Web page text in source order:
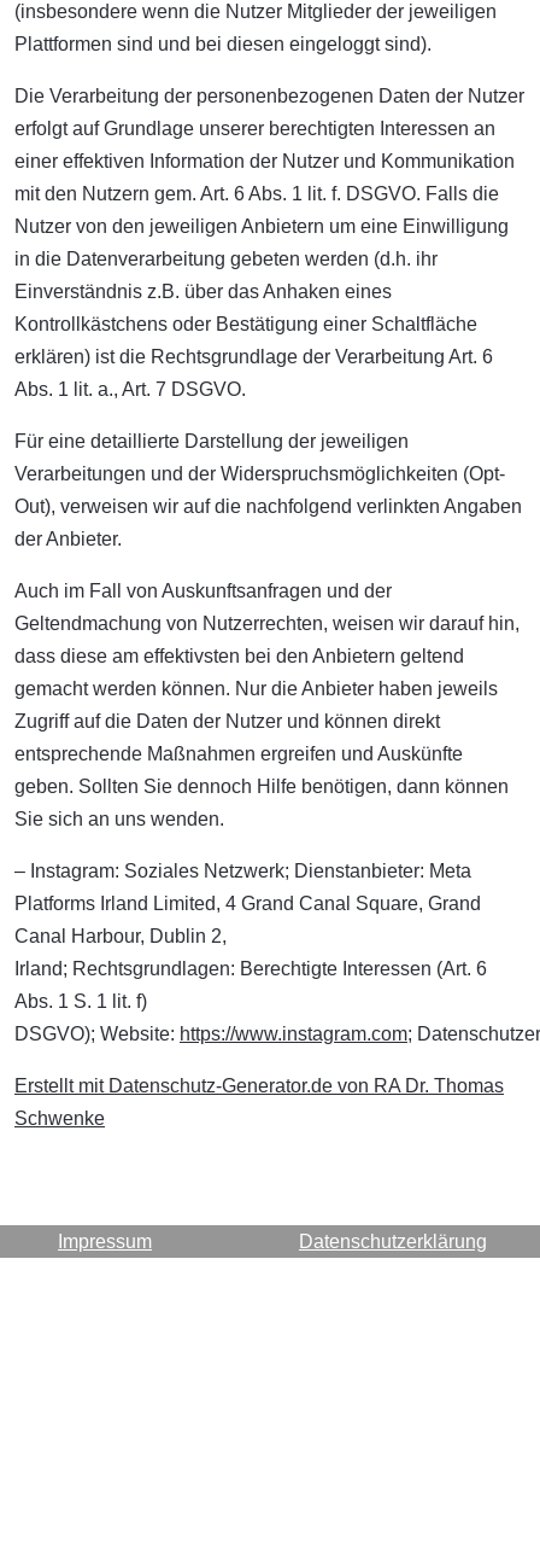
(insbesondere wenn die Nutzer Mitglieder der jeweiligen
Plattformen sind und bei diesen eingeloggt sind).
Die Verarbeitung der personenbezogenen Daten der Nutzer
erfolgt auf Grundlage unserer berechtigten Interessen an
einer effektiven Information der Nutzer und Kommunikation
mit den Nutzern gem. Art. 6 Abs. 1 lit. f. DSGVO. Falls die
Nutzer von den jeweiligen Anbietern um eine Einwilligung
in die Datenverarbeitung gebeten werden (d.h. ihr
Einverständnis z.B. über das Anhaken eines
Kontrollkästchens oder Bestätigung einer Schaltfläche
erklären) ist die Rechtsgrundlage der Verarbeitung Art. 6
Abs. 1 lit. a., Art. 7 DSGVO.
Für eine detaillierte Darstellung der jeweiligen
Verarbeitungen und der Widerspruchsmöglichkeiten (Opt-
Out), verweisen wir auf die nachfolgend verlinkten Angaben
der Anbieter.
Auch im Fall von Auskunftsanfragen und der
Geltendmachung von Nutzerrechten, weisen wir darauf hin,
dass diese am effektivsten bei den Anbietern geltend
gemacht werden können. Nur die Anbieter haben jeweils
Zugriff auf die Daten der Nutzer und können direkt
entsprechende Maßnahmen ergreifen und Auskünfte
geben. Sollten Sie dennoch Hilfe benötigen, dann können
Sie sich an uns wenden.
– Instagram: Soziales Netzwerk; Dienstanbieter: Meta
Platforms Irland Limited, 4 Grand Canal Square, Grand
Canal Harbour, Dublin 2,
Irland; Rechtsgrundlagen: Berechtigte Interessen (Art. 6
Abs. 1 S. 1 lit. f)
DSGVO); Website: https://www.instagram.com;
Erstellt mit Datenschutz-Generator.de von RA Dr. Thomas
Schwenke
Impressum Datenschutzerklärung